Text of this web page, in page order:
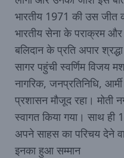
भारतीय 1971 की उस
भारतीय सेना के पराक्रम और
बलिदान के प्रति अपार
सागर पहुंची स्वर्णिम विजय
नागरिक, जनप्रतिनिधि,
प्रशासन मौजूद रहा। मोती
स्वागत किया गया। साथ ही
अपने साहस का परिचय देने
इनका हुआ सम्मान